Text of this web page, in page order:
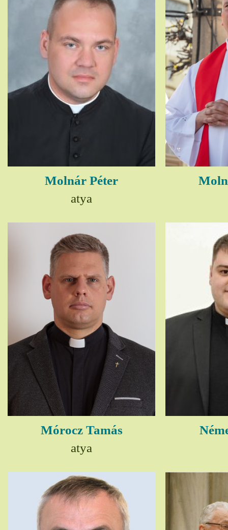
Molnár Péter
atya
Mórocz Tamás
atya